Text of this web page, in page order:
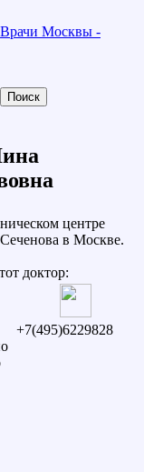
Врачи Москвы -
центре
в Москве.
доктор:
+7(495)6229828